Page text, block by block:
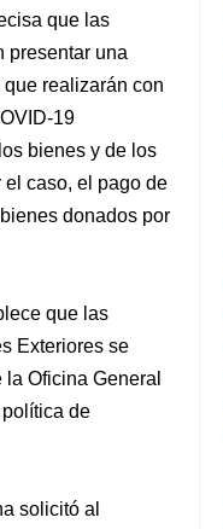
que las
presentar una
realizarán con
19
bienes y de los
caso, el pago de
donados por
que las
Exteriores se
Oficina General
de
solicitó al